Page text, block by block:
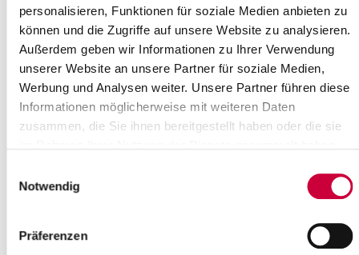
personalisieren, Funktionen für soziale Medien anbieten zu
können und die Zugriffe auf unsere Website zu analysieren.
Außerdem geben wir Informationen zu Ihrer Verwendung
unserer Website an unsere Partner für soziale Medien,
Werbung und Analysen weiter. Unsere Partner führen diese
Informationen möglicherweise mit weiteren Daten
zusammen, die Sie ihnen bereitgestellt haben oder die sie
Notwendig
Präferenzen
Langbeschreibung
Einschulungsgottesdienst in der Schule am Deich in Herzhorn.
Mit Pastor Felix von Gehren Leweke
Quelle
Ev.-Luth. Kirchengemeinde Herzhorn
Am Markt 2
E-Mail:kirchengemeinde-herzhorn[at]kk-rm.de
Zurück zur Auswahl